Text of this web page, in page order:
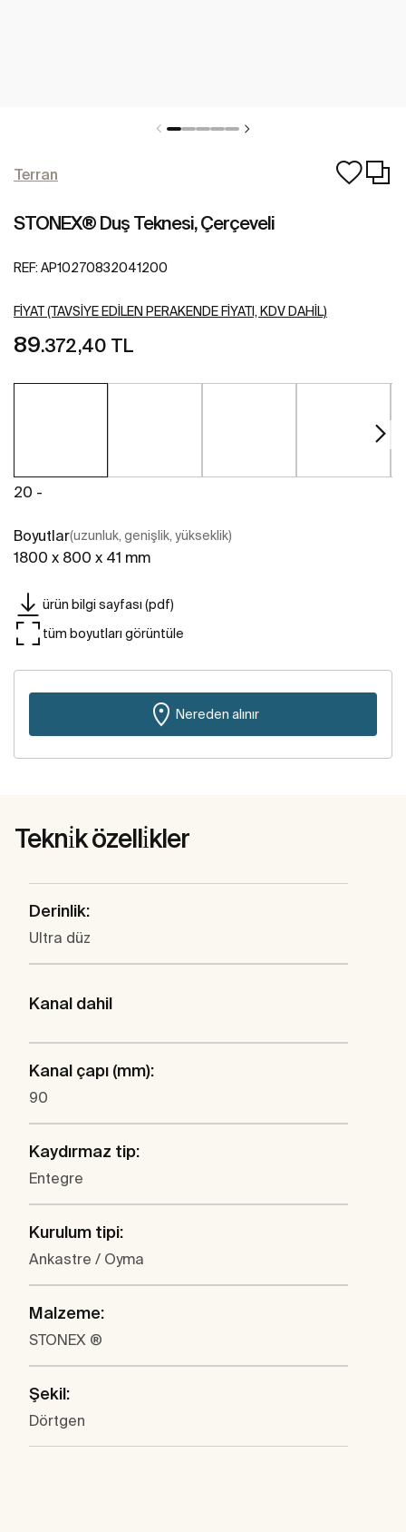
Terran
STONEX® Duş Teknesi, Çerçeveli
REF: AP10270832041200
FIYAT (TAVSIYE EDILEN PERAKENDE FIYATI, KDV DAHIL)
89.372,40 TL
20 -
Boyutlar(uzunluk, genişlik, yükseklik)
1800 x 800 x 41 mm
ürün bilgi sayfası (pdf)
tüm boyutları görüntüle
Nereden alınır
Tekni̇k özelli̇kler
Derinlik:
Ultra düz
Kanal dahil
Kanal çapı (mm):
90
Kaydırmaz tip:
Entegre
Kurulum tipi:
Ankastre / Oyma
Malzeme:
STONEX ®
Şekil:
Dörtgen